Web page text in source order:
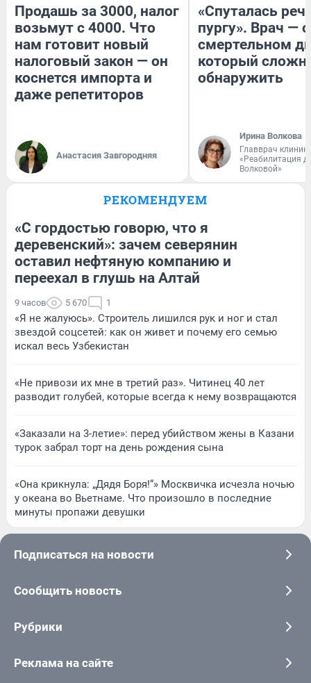
Продашь за 3000, налог
возьмут с 4000. Что
нам готовит новый
налоговый закон — он
коснется импорта и
даже репетиторов
Анастасия Завгородняя
«Спуталась
пургу». Врач — о
смертельном
который
обнаружить
Ирина Волкова
Главврач
«Реабилитация
Волковой»
РЕКОМЕНДУЕМ
«С гордостью говорю, что я
деревенский»: зачем северянин
оставил нефтяную компанию и
переехал в глушь на Алтай
9 часов 5 670 1
«Я не жалуюсь». Строитель лишился рук и ног и стал
звездой соцсетей: как он живет и почему его семью
искал весь Узбекистан
«Не привози их мне в третий раз». Читинец 40 лет
разводит голубей, которые всегда к нему возвращаются
«Заказали на 3-летие»: перед убийством жены в Казани
турок забрал торт на день рождения сына
«Она крикнула: „Дядя Боря!“» Москвичка исчезла ночью
у океана во Вьетнаме. Что произошло в последние
минуты пропажи девушки
Подписаться на новости
Сообщить новость
Рубрики
Реклама на сайте